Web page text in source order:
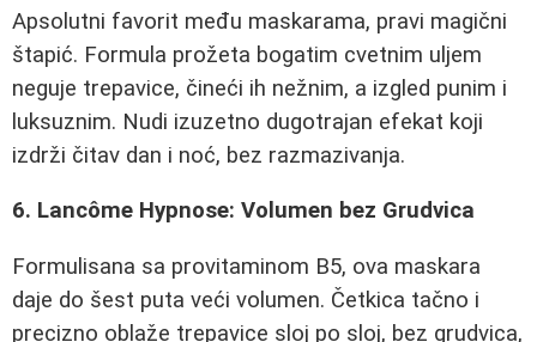
Apsolutni favorit među maskarama, pravi magični
štapić. Formula prožeta bogatim cvetnim uljem
neguje trepavice, čineći ih nežnim, a izgled punim i
luksuznim. Nudi izuzetno dugotrajan efekat koji
izdrži čitav dan i noć, bez razmazivanja.
6. Lancôme Hypnose: Volumen bez Grudvica
Formulisana sa provitaminom B5, ova maskara
daje do šest puta veći volumen. Četkica tačno i
precizno oblaže trepavice sloj po sloj, bez grudvica,